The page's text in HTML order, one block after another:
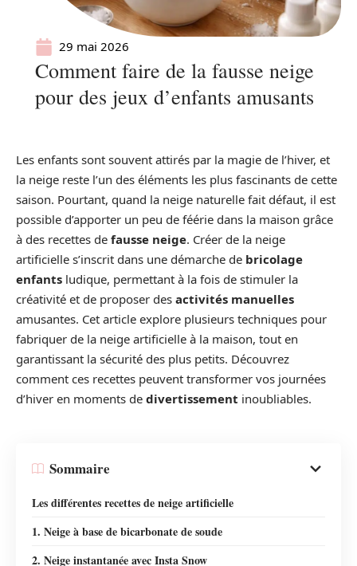
29 mai 2026
Comment faire de la fausse neige
pour des jeux d’enfants amusants
Les enfants sont souvent attirés par la magie de l’hiver, et
la neige reste l’un des éléments les plus fascinants de cette
saison. Pourtant, quand la neige naturelle fait défaut, il est
possible d’apporter un peu de féérie dans la maison grâce
à des recettes de fausse neige. Créer de la neige
artificielle s’inscrit dans une démarche de bricolage
enfants ludique, permettant à la fois de stimuler la
créativité et de proposer des activités manuelles
amusantes. Cet article explore plusieurs techniques pour
fabriquer de la neige artificielle à la maison, tout en
garantissant la sécurité des plus petits. Découvrez
comment ces recettes peuvent transformer vos journées
d’hiver en moments de divertissement inoubliables.
Sommaire
Les différentes recettes de neige artificielle
1. Neige à base de bicarbonate de soude
2. Neige instantanée avec Insta Snow